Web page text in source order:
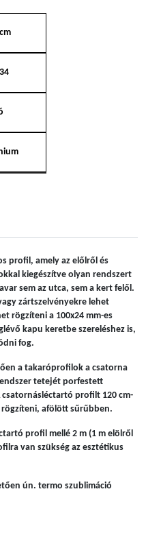
profil, amely az előlről és
kiegészítve olyan rendszert
sem az utca, sem a kert felől.
zártszelvényekre lehet
rögzíteni a 100x24 mm-es
kapu keretbe szereléshez is,
fog.
a takaróprofilok a csatorna
tetejét porfestett
profilt 120 cm-
afölött sűrűbben.
profil mellé 2 m (1 m elölről
van szükség az esztétikus
ún. termo szublimáció